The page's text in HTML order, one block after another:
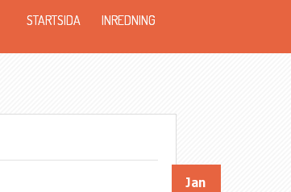
STARTSIDA INREDNING
Jan